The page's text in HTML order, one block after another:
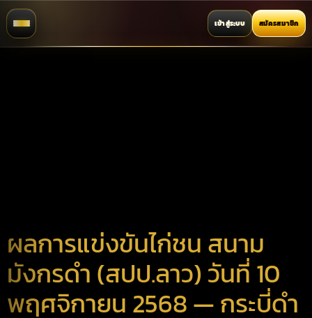
เข้าสู่ระบบ สมัครสมาชิก
ผลการแข่งขันไก่ชน สนาม
มังกรดำ (สปป.ลาว) วันที่ 10
พฤศจิกายน 2568 — กระบี่ดำ